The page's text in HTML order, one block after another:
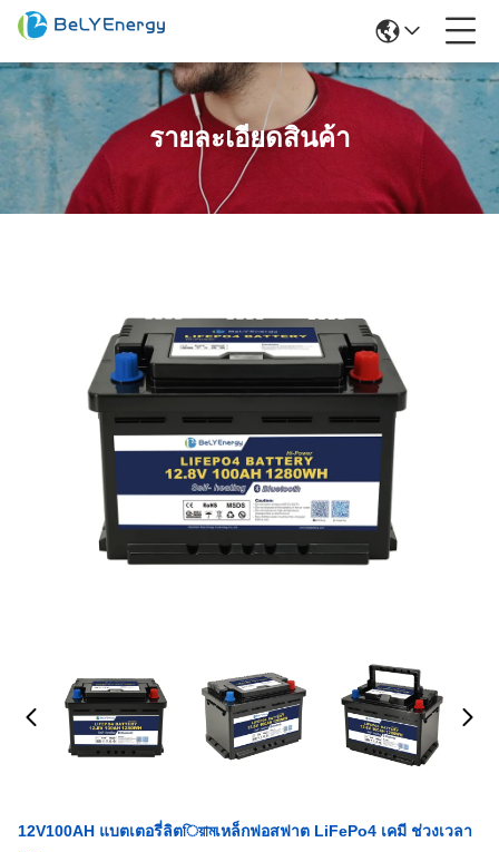
รายละเอียดสินค้า
12V100AH แบตเตอรี่ลิตিয়ামเหล็กฟอสฟาต LiFePo4 เคมี ช่วงเวลา